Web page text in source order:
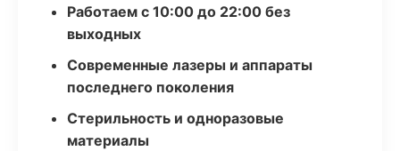
Работаем с 10:00 до 22:00 без
выходных
Современные лазеры и аппараты
последнего поколения
Стерильность и одноразовые
материалы